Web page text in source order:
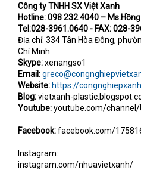
Công ty TNHH SX Việt Xanh
Hotline: 098 232 4040 – Ms.Hồng
Tel:028-3961.0640 - FAX: 028-
Địa chỉ: 334 Tân Hòa Đông,
Chí Minh
Skype:xenangso1
Email:
Website: https://
Blog:vietxanh-
Youtube:youtube.com/channel/
Facebook:facebook.com/
Instagram:
instagram.com/nhuavietxanh/​